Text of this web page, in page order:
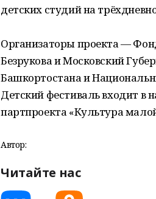
детских студий на
Организаторы проекта —
Безрукова и Московский
Башкортостана и
Детский фестиваль входит в
партпроекта «Культура
Автор:
Читайте нас